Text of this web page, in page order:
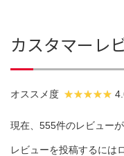
カスタマーレ
オススメ度
現在、555件のレビュー
レビューを投稿するには